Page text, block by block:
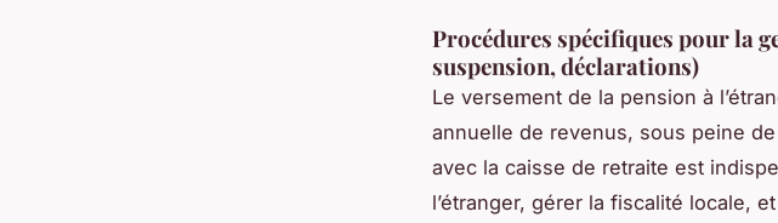
Procédures spécifiques pour la
suspension, déclarations)
Le versement de la pension à
annuelle de revenus, sous peine de
avec la caisse de retraite est
l’étranger, gérer la fiscalité locale,